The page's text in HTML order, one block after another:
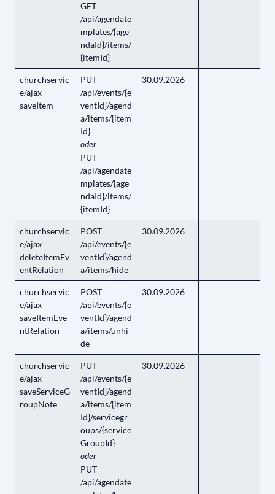
GET
/api/agendate
mplates/{age
ndaId}/items/
{itemId}
churchservic
e/ajax
saveItem
PUT
/api/events/{e
ventId}/agend
a/items/{item
Id}
oder
PUT
/api/agendate
mplates/{age
ndaId}/items/
{itemId}
30.09.2026
churchservic
e/ajax
deleteItemEv
entRelation
POST
/api/events/{e
ventId}/agend
a/items/hide
30.09.2026
churchservic
e/ajax
saveItemEve
ntRelation
POST
/api/events/{e
ventId}/agend
a/items/unhi
de
30.09.2026
churchservic
e/ajax
saveServiceG
roupNote
PUT
/api/events/{e
ventId}/agend
a/items/{item
Id}/servicegr
oups/{service
GroupId}
oder
PUT
/api/agendate
30.09.2026